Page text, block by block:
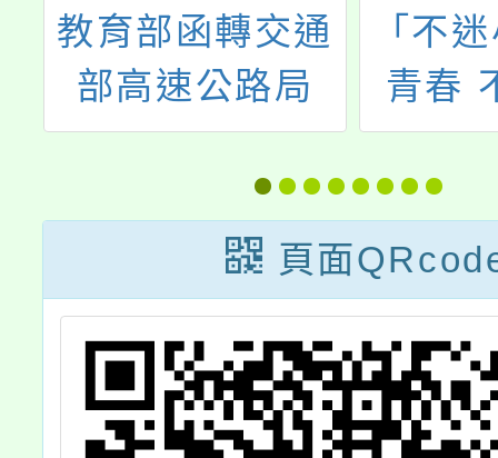
「不迷小紅書，
青春 不迷途」
檢送
「友
四格
動
頁面